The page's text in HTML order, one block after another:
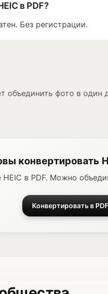
в PDF?
Без регистрации.
объединить фото в один
конвертировать
HEIC в PDF. Можно
Конвертировать в PDF